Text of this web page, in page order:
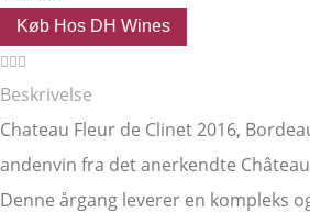
Køb Hos DH Wines
Beskrivelse
Chateau Fleur de Clinet 2016,
andenvin fra det anerkendte
Denne årgang leverer en kompleks